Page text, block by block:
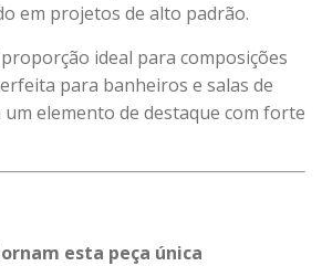
em projetos de alto padrão.
ideal para composições
para banheiros e salas de
elemento de destaque com forte
esta peça única